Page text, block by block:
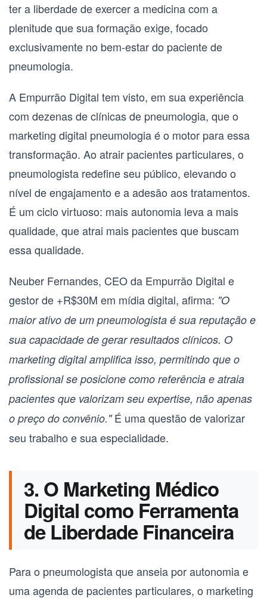
ter a liberdade de exercer a medicina com a
plenitude que sua formação exige, focado
exclusivamente no bem-estar do paciente de
pneumologia.
A Empurrão Digital tem visto, em sua experiência
com dezenas de clínicas de pneumologia, que o
marketing digital pneumologiaé o motor para essa
transformação. Ao atrair pacientes particulares, o
pneumologista redefine seu público, elevando o
nível de engajamento e a adesão aos tratamentos.
É um ciclo virtuoso: mais autonomia leva a mais
qualidade, que atrai mais pacientes que buscam
essa qualidade.
Neuber Fernandes, CEO da Empurrão Digital e
gestor de +R$30M em mídia digital, afirma: "O
maior ativo de um pneumologista é sua reputação e
sua capacidade de gerar resultados clínicos. O
marketing digital amplifica isso, permitindo que o
profissional se posicione como referência e atraia
pacientes que valorizam seu expertise, não apenas
o preço do convênio."É uma questão de valorizar
seu trabalho e sua especialidade.
3. O Marketing Médico
Digital como Ferramenta
de Liberdade Financeira
Para o pneumologistaque anseia por autonomia e
uma agenda de pacientes particulares, o marketing